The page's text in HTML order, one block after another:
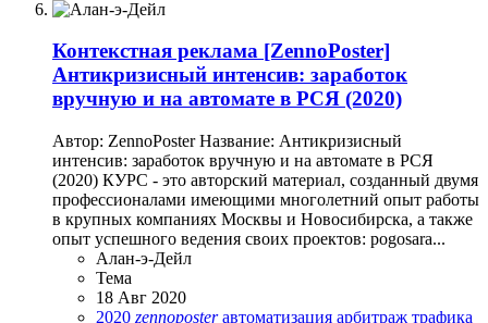
Контекстная реклама [ZennoPoster]
Антикризисный интенсив: заработок
вручную и на автомате в РСЯ (2020)
Автор: ZennoPoster Название: Антикризисный
интенсив: заработок вручную и на автомате в РСЯ
(2020) КУРС - это авторский материал, созданный двумя
профессионалами имеющими многолетний опыт работы
в крупных компаниях Москвы и Новосибирска, а также
опыт успешного ведения своих проектов: pogosara...
Алан-э-Дейл
Тема
18 Авг 2020
2020 zennoposter автоматизация арбитраж трафика